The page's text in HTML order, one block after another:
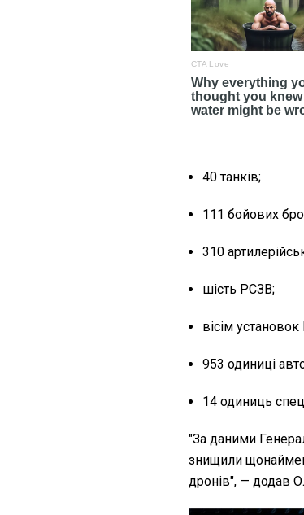
40 танків;
111 бойових
310
шість РСЗВ;
вісім
953 одиниці
14 одиниць
"За даними
знищили
дронів", — додав